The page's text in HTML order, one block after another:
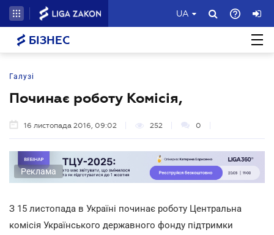
UA
БІЗНЕС
Галузі
Починає роботу Комісія,
16 листопада 2016, 09:02 252 0
Реклама
З 15 листопада в Україні починає роботу Центральна
комісія Українського державного фонду підтримки